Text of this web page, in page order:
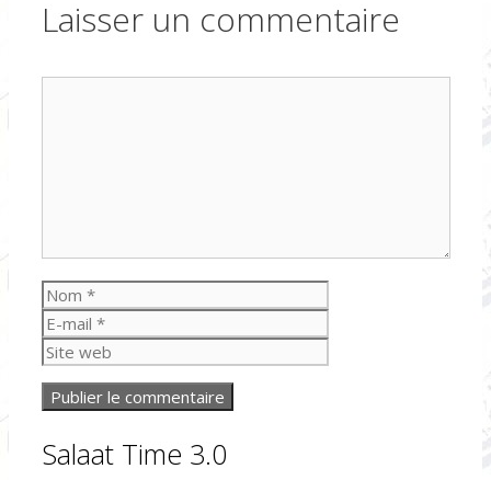
Laisser un commentaire
Nom
mail
web
Salaat Time 3.0